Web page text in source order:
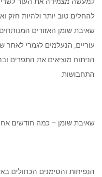
להחלים טוב יותר ולהיות חזק
שאיבת שומן האזורים
עוריים, הנעלמים לגמרי
הניתוח מוציאים את התפרים
התחבושות.
שאיבת שומן – כמה חודשים
הנפיחות והסימנים הכחולים